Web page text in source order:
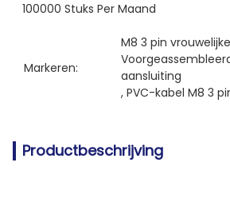
100000 Stuks Per Maand
Markeren:
M8 3 pin
aansluiting
, PVC-kabel M8 3
Productbeschrijving